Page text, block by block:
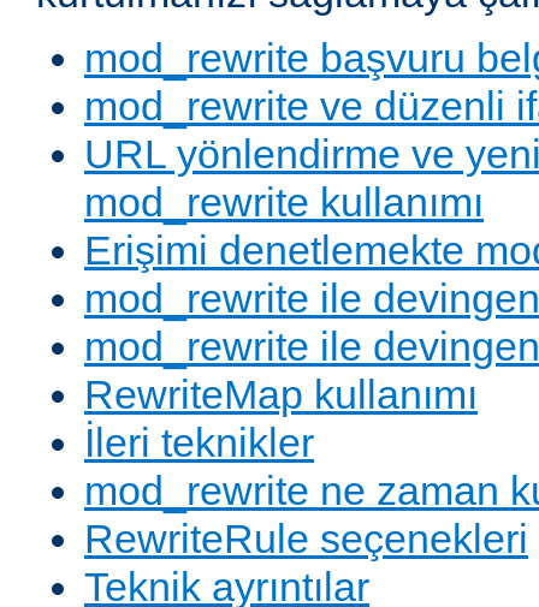
mod_rewrite başvuru
mod_rewrite ve düzenli
URL yönlendirme ve
mod_rewrite kullanımı
Erişimi denetlemekte
mod_rewrite ile
mod_rewrite ile
RewriteMap kullanımı
İleri teknikler
mod_rewrite ne zaman
RewriteRule seçenekleri
Teknik ayrıntılar